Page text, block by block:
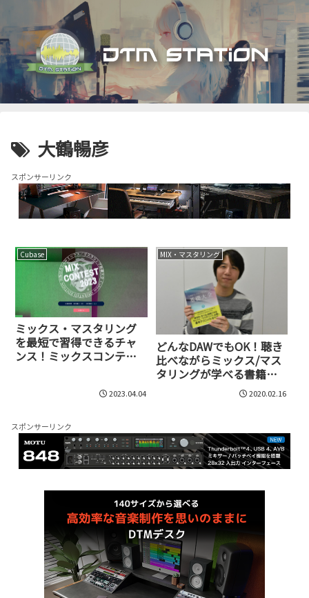
大鶴暢彦
スポンサーリンク
Cubase
ミックス・マスタリング
を最短で習得できるチャ
ンス！ミックスコンテス
品もゲットしよう！2023.04.04
MIX・マスタリング
どんなDAWでもOK！聴き
比べながらミックス/マス
タリングが学べる書籍
『DAWミックス/マスタリ
ング基礎大全』が分かり
2020.02.16
スポンサーリンク